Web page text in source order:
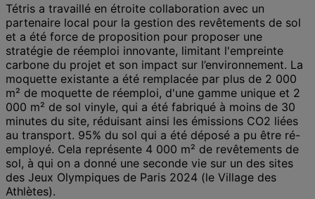
Tétris a travaillé en étroite collaboration avec un
partenaire local pour la gestion des revêtements de sol
et a été force de proposition pour proposer une
stratégie de réemploi innovante, limitant l'empreinte
carbone du projet et son impact sur l’environnement. La
moquette existante a été remplacée par plus de 2 000
m² de moquette de réemploi, d'une gamme unique et 2
000 m² de sol vinyle, qui a été fabriqué à moins de 30
minutes du site, réduisant ainsi les émissions CO2 liées
au transport. 95% du sol qui a été déposé a pu être ré-
employé. Cela représente 4 000 m² de revêtements de
sol, à qui on a donné une seconde vie sur un des sites
des Jeux Olympiques de Paris 2024 (le Village des
Athlètes).